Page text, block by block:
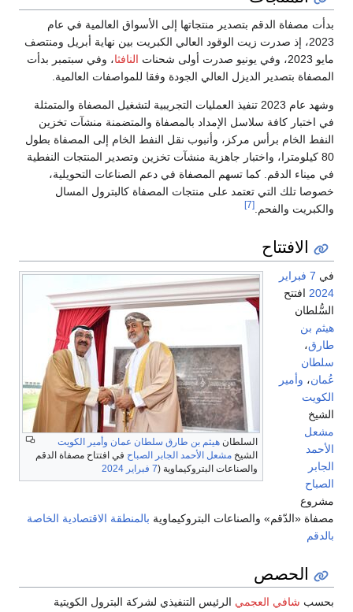
بدأت مصفاة الدقم بتصدير منتجاتها إلى الأسواق العالمية في عام
2023، إذ صدرت زيت الوقود العالي الكبريت بين نهاية أبريل ومنتصف
مايو 2023، وفي يونيو صدرت أولى شحنات
النافثا، وفي سبتمبر بدأت
المصفاة بتصدير الديزل العالي الجودة وفقا للمواصفات العالمية.
وشهد عام 2023 تنفيذ العمليات التجريبية لتشغيل المصفاة والمتمثلة
في اختبار كافة سلاسل الإمداد بالمصفاة والمتضمنة منشآت تخزين
النفط الخام برأس مركز، وأنبوب نقل النفط الخام إلى المصفاة بطول
80 كيلومترا، واختبار جاهزية منشآت تخزين وتصدير المنتجات النفطية
في ميناء الدقم. كما تسهم المصفاة في دعم الصناعات التحويلية،
خصوصا تلك التي تعتمد على منتجات المصفاة كالبترول المسال
والكبريت والفحم.[7]
الافتتاح
السلطان هيثم بن طارق سلطان عمان وأمير الكويت
الشيخ مشعل الأحمد الجابر الصباح في افتتاح مصفاة الدقم
والصناعات البتروكيماوية (7 فبراير 2024
في 7 فبراير
2024 افتتح
السُّلطان
هيثم بن
طارق،
سلطان
عُمان، وأمير
الكويت
الشيخ
مشعل
الأحمد
الجابر
الصباح
مشروع
مصفاة «الدّقم» والصناعات البتروكيماوية بالمنطقة الاقتصادية الخاصة
بالدقم
الحصص
بحسب شافي العجمي الرئيس التنفيذي لشركة البترول الكويتية